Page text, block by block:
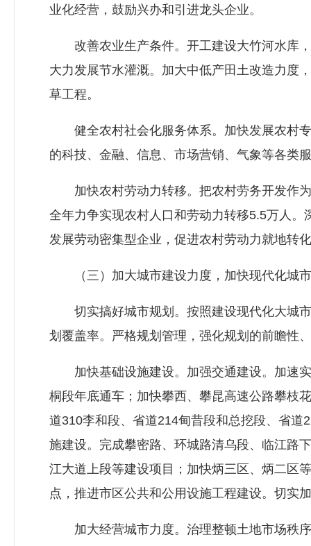
业化经营，鼓励兴办和引进龙头企业。
改善农业生产条件。开工建设大竹河水库，
大力发展节水灌溉。加大中低产田土改造力度
草工程。
健全农村社会化服务体系。加快发展农村专
的科技、金融、信息、市场营销、气象等各类
加快农村劳动力转移。把农村劳务开发作为
全年力争实现农村人口和劳动力转移5.5万人
发展劳动密集型企业，促进农村劳动力就地转
（三）加大城市建设力度，加快现代化城
切实搞好城市规划。按照建设现代化大城市
划覆盖率。严格规划管理，强化规划的前瞻性
加快基础设施建设。加强交通建设。加速实
桐段年底通车；加快攀西、攀昆高速公路攀枝
道310李和段、省道214甸昔段和总挖段、省
施建设。完成攀密路、环城路清乌段、临江路
江大道上段等建设项目；加快炳三区、炳二区
点，推进市区公共和公用设施工程建设。切实
加大经营城市力度。治理整顿土地市场秩序